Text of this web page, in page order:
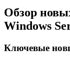
Обзор
Windows
Ключевые